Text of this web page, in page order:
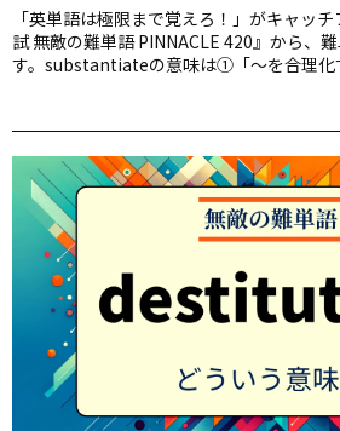
「英単語は極限まで覚えろ！」がキャッ
試 無敵の難単語 PINNACLE 420』から、
す。substantiateの意味は①「～を合理